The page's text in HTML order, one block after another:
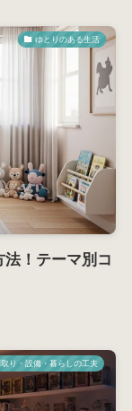
ゆとりのある生活
！テーマ別コ
り・設備・暮らしの工夫